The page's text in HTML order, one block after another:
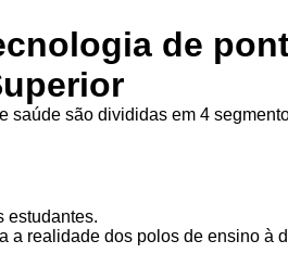
de
saúde são divididas em 4
estudantes.
a realidade dos polos de ensino à